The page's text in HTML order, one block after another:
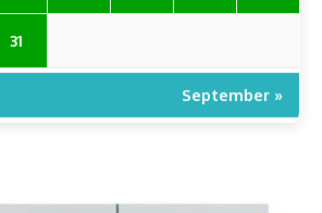
31
September »